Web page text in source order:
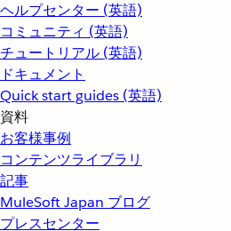
ヘルプセンター (英語)
コミュニティ (英語)
チュートリアル (英語)
ドキュメント
Quick start guides (英語)
資料
お客様事例
コンテンツライブラリ
記事
MuleSoft Japan ブログ
プレスセンター